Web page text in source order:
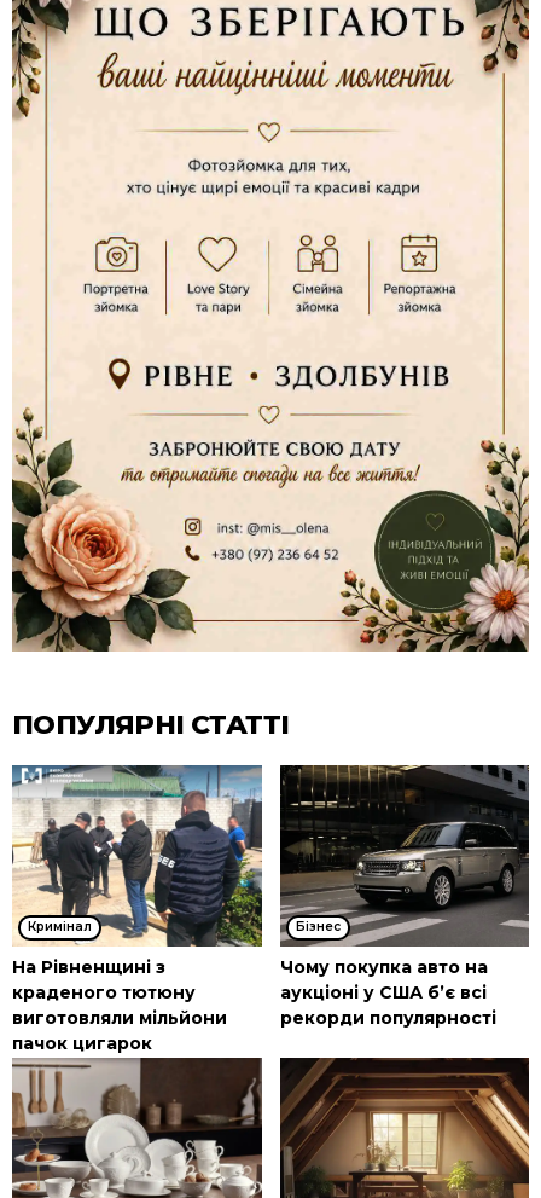
ПОПУЛЯРНІ СТАТТІ
Кримінал
На Рівненщині з
краденого тютюну
виготовляли мільйони
пачок цигарок
Бізнес
Чому покупка авто на
аукціоні у США б’є всі
рекорди популярності